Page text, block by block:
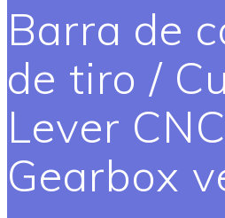
Barra de
de tiro /
Lever CNC
Gearbox